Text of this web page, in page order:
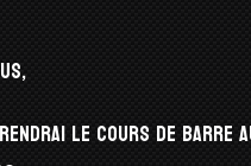
le cours de